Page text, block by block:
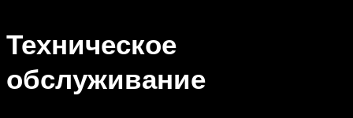
Техническое
обслуживание